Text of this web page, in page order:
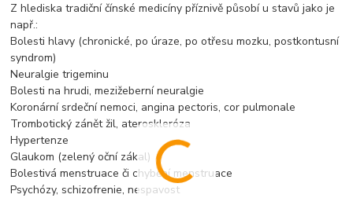
Z hlediska tradiční čínské medicíny příznivě působí u stavů jako je
např.:
Bolesti hlavy (chronické, po úraze, po otřesu mozku, postkontusní
syndrom)
Neuralgie trigeminu
Bolesti na hrudi, mezižeberní neuralgie
Koronární srdeční nemoci, angina pectoris, cor pulmonale
Trombotický zánět žil, ateroskleróza
Hypertenze
Glaukom (zelený oční zákal)
Bolestivá menstruace či chybění menstruace
Psychózy, schizofrenie, nespavost